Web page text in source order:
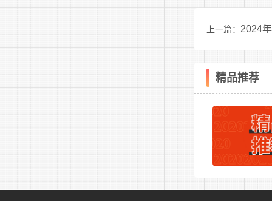
1.因犯
3.因
4.被依
5.在
上一篇： 2024
精品推荐